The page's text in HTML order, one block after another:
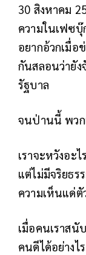
30 สิงหาคม
ความในเฟซบุ๊
อยากอ้วกเมื่
กันสลอนว่ายั
รัฐบาล
จนป่านนี้ พวก
เราจะหวังอะ
แต่ไม่มีจริยธ
ความเห็นแด่ตั
เมื่อคนเราสนั
คนดีได้อย่างไ